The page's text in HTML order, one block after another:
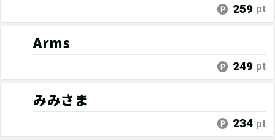
259 pt
Arms
249 pt
みみさま
234 pt